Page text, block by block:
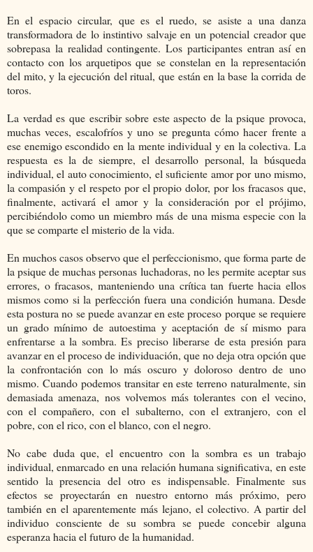
En el espacio circular, que es el ruedo, se asiste a una danza
transformadora de lo instintivo salvaje en un potencial creador que
sobrepasa la realidad contingente. Los participantes entran así en
contacto con los arquetipos que se constelan en la representación
del mito, y la ejecución del ritual, que están en la base la corrida de
toros.
La verdad es que escribir sobre este aspecto de la psique provoca,
muchas veces, escalofríos y uno se pregunta cómo hacer frente a
ese enemigo escondido en la mente individual y en la colectiva. La
respuesta es la de siempre, el desarrollo personal, la búsqueda
individual, el auto conocimiento, el suficiente amor por uno mismo,
la compasión y el respeto por el propio dolor, por los fracasos que,
finalmente, activará el amor y la consideración por el prójimo,
percibiéndolo como un miembro más de una misma especie con la
que se comparte el misterio de la vida.
En muchos casos observo que el perfeccionismo, que forma parte de
la psique de muchas personas luchadoras, no les permite aceptar sus
errores, o fracasos, manteniendo una crítica tan fuerte hacia ellos
mismos como si la perfección fuera una condición humana. Desde
esta postura no se puede avanzar en este proceso porque se requiere
un grado mínimo de autoestima y aceptación de sí mismo para
enfrentarse a la sombra. Es preciso liberarse de esta presión para
avanzar en el proceso de individuación, que no deja otra opción que
la confrontación con lo más oscuro y doloroso dentro de uno
mismo. Cuando podemos transitar en este terreno naturalmente, sin
demasiada amenaza, nos volvemos más tolerantes con el vecino,
con el compañero, con el subalterno, con el extranjero, con el
pobre, con el rico, con el blanco, con el negro.
No cabe duda que, el encuentro con la sombra es un trabajo
individual, enmarcado en una relación humana significativa, en este
sentido la presencia del otro es indispensable. Finalmente sus
efectos se proyectarán en nuestro entorno más próximo, pero
también en el aparentemente más lejano, el colectivo. A partir del
individuo consciente de su sombra se puede concebir alguna
esperanza hacia el futuro de la humanidad.